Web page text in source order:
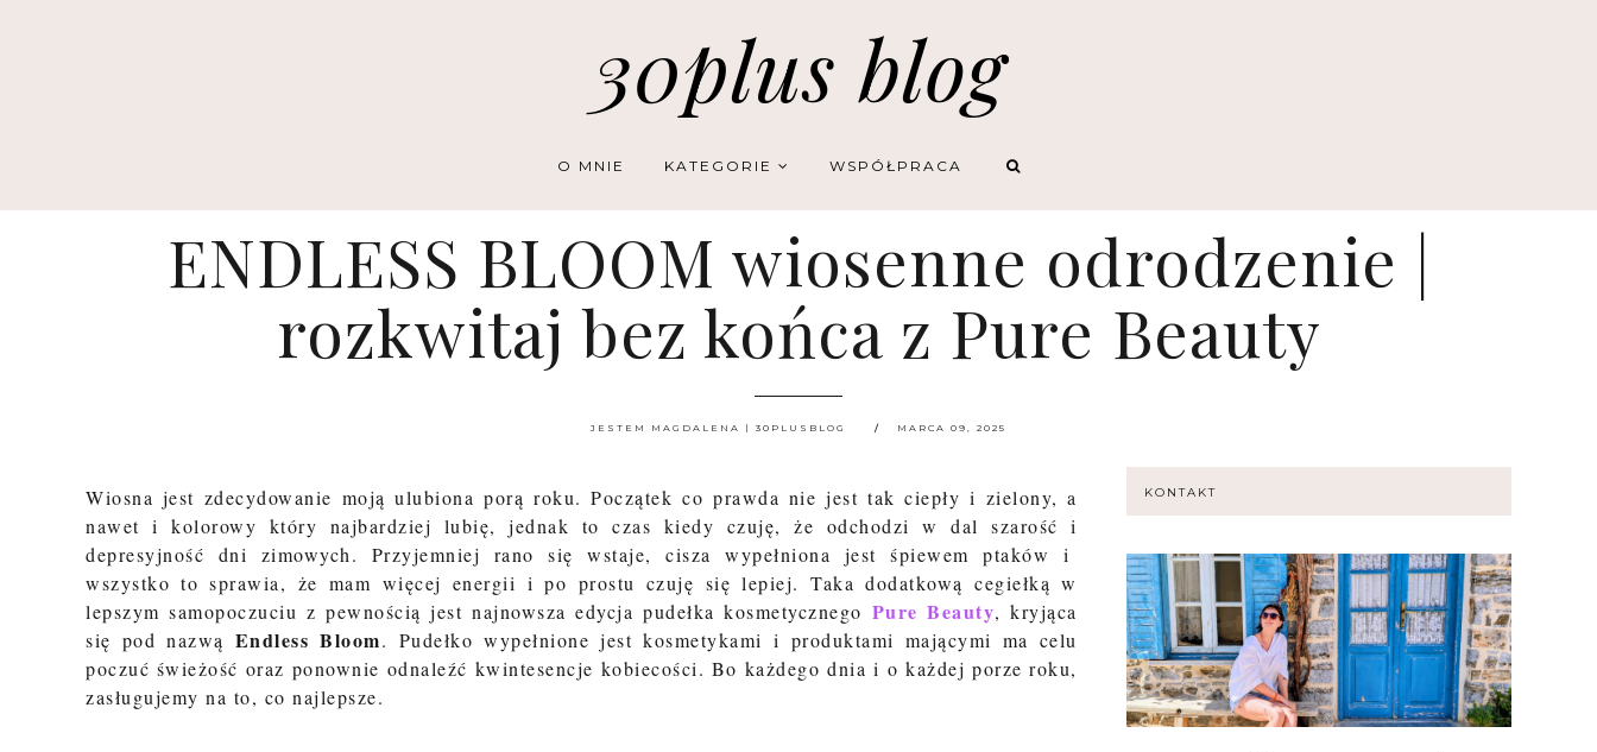
30plus blog
O MNIE KATEGORIE WSPÓŁPRACA
ENDLESS BLOOM wiosenne odrodzenie |
rozkwitaj bez końca z Pure Beauty
JESTEM MAGDALENA | 30PLUSBLOG MARCA 09, 2025
Wiosna jest zdecydowanie moją ulubiona porą roku. Początek co prawda nie jest tak ciepły i zielony, a
nawet i kolorowy który najbardziej lubię, jednak to czas kiedy czuję, że odchodzi w dal szarość i
depresyjność dni zimowych. Przyjemniej rano się wstaje, cisza wypełniona jest śpiewem ptaków i
wszystko to sprawia, że mam więcej energii i po prostu czuję się lepiej. Taka dodatkową cegiełką w
lepszym samopoczuciu z pewnością jest najnowsza edycja pudełka kosmetycznego Pure Beauty, kryjąca
się pod nazwą Endless Bloom. Pudełko wypełnione jest kosmetykami i produktami mającymi ma celu
poczuć świeżość oraz ponownie odnaleźć kwintesencje kobiecości. Bo każdego dnia i o każdej porze roku,
zasługujemy na to, co najlepsze.
KONTAKT